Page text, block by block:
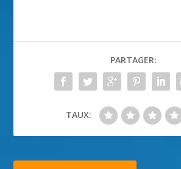
PARTAGER:
TAUX: